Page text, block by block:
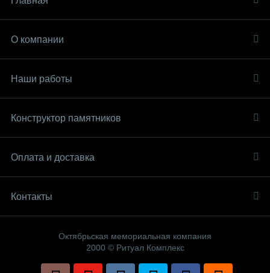
О компании
Наши работы
Конструктор памятников
Оплата и доставка
Контакты
Октябрьская мемориальная компания
2000 © Ритуал Комплекс